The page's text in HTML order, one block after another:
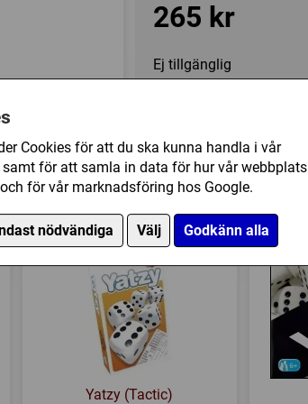
Cookies för att du ska kunna handla i vår
för att samla in data för hur vår webbplats
för vår marknadsföring hos Google.
nödvändiga Välj Godkänn alla
265 kr
Ej tillgänglig
Speltyp: Familjespel
Tillverkare: Övriga
har också köpt
Yatzy (Tactic)